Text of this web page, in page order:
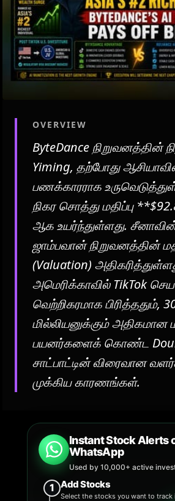
OVERVIEW
ByteDance நிறுவனத்தின்
Yiming, தற்போது
பணக்காரராக
நிகர சொத்து மதிப்பு
ஆக உயர்ந்துள்ளது.
ஜாம்பவான் நிறுவனத்தின்
(Valuation)
அமெரிக்காவில் TikTok
வெற்றிகரமாக பிரித்ததும்,
மில்லியனுக்கும் அதிகமான
பயனர்களைக் கொண்ட
சாட்பாட்டின் விரைவான
முக்கிய காரணங்கள்.
Instant Stock Alerts
WhatsApp
Used by 10,000+ active
1 Add Stocks
Select the stocks you want to track